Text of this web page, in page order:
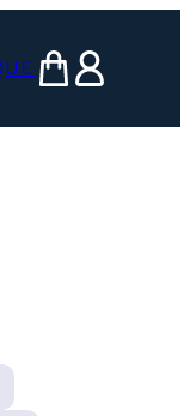
mon panier
ma compte